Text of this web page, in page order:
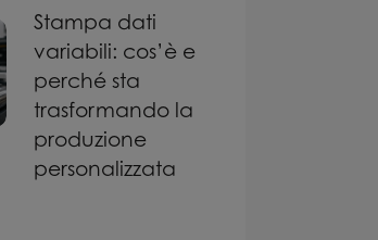
Stampa dati
variabili: cos’è e
perché sta
trasformando la
produzione
personalizzata